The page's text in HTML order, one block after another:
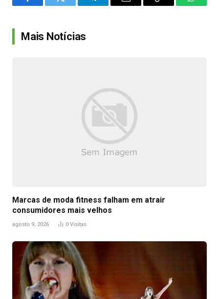
FacebookTwitter TelegramEmail
Copy
Mais Notícias
Marcas de moda fitness falham em atrair
consumidores mais velhos
agosto 9, 2026 0 Visitas